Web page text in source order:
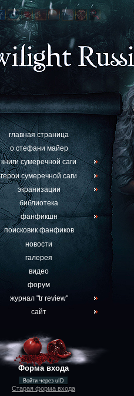
главная страница
о стефани майер
книги сумеречной саги
герои сумеречной саги
экранизации
библиотека
фанфикшн
поисковик фанфиков
новости
галерея
видео
форум
журнал "tr review"
сайт
Форма входа
Войти через uID
Старая форма входа